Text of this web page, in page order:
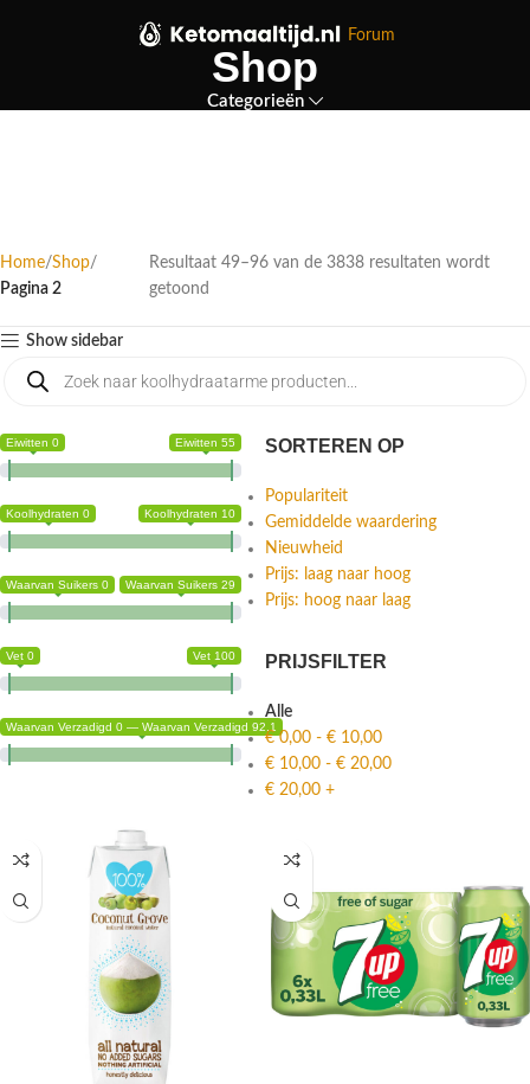
Forum
Shop
Categorieën
Home Shop
Pagina 2
Resultaat 49–96 van de 3838 resultaten wordt
getoond
Show sidebar
Eiwitten 0 Eiwitten 55
Koolhydraten 0 Koolhydraten 10
Waarvan Suikers 0 Waarvan Suikers 29
Vet 0 Vet 100
Waarvan Verzadigd 0 — Waarvan Verzadigd 92.1
SORTEREN OP
Populariteit
Gemiddelde waardering
Nieuwheid
Prijs: laag naar hoog
Prijs: hoog naar laag
PRIJSFILTER
Alle
€0,00 - € 10,00
€ 10,00 - € 20,00
€ 20,00 +